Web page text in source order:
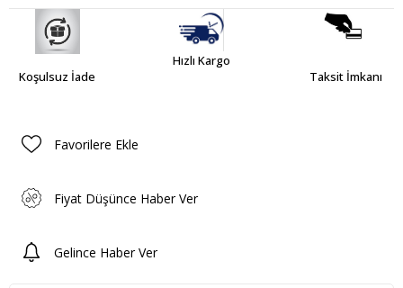
Koşulsuz İade
Hızlı Kargo
Taksit İmkanı
Favorilere Ekle
Fiyat Düşünce Haber Ver
Gelince Haber Ver